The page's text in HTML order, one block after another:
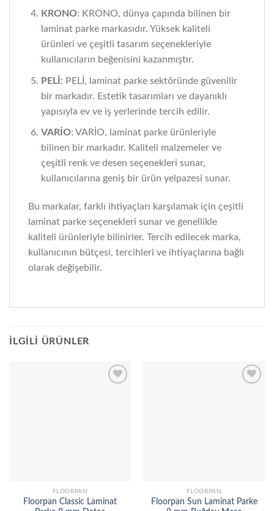
KRONO: KRONO, dünya çapında bilinen bir
laminat parke markasıdır. Yüksek kaliteli
ürünleri ve çeşitli tasarım seçenekleriyle
kullanıcıların beğenisini kazanmıştır.
PELİ : PELİ, laminat parke sektöründe güvenilir
bir markadır. Estetik tasarımları ve dayanıklı
yapısıyla ev ve iş yerlerinde tercih edilir.
VARİO: VARİO, laminat parke ürünleriyle
bilinen bir markadır. Kaliteli malzemeler ve
çeşitli renk ve desen seçenekleri sunar,
kullanıcılarına geniş bir ürün yelpazesi sunar.
Bu markalar, farklı ihtiyaçları karşılamak için çeşitli
laminat parke seçenekleri sunar ve genellikle
kaliteli ürünleriyle bilinirler. Tercih edilecek marka,
kullanıcının bütçesi, tercihleri ve ihtiyaçlarına bağlı
olarak değişebilir.
İLGILI ÜRÜNLER
FLOORPAN
Floorpan Classic Laminat
FLOORPAN
Floorpan Sun Laminat Parke